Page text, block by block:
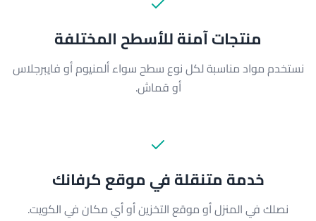
منتجات آمنة للأسطح المختلفة
نستخدم مواد مناسبة لكل نوع سطح سواء ألمنيوم أو فايبرجلاس
أو قماش.
خدمة متنقلة في موقع كرفانك
نصلك في المنزل أو موقع التخزين أو أي مكان في الكويت.